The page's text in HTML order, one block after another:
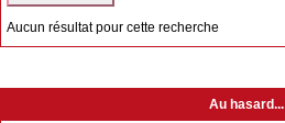
Aucun résultat pour cette recherche
Au hasard...